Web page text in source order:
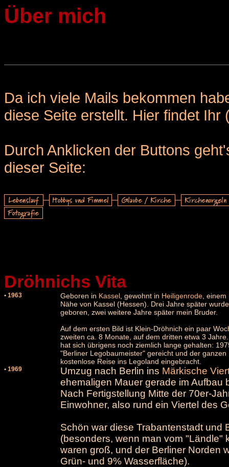
Über mich
Da ich viele Mails bekommen
diese Seite erstellt. Hier findet Ihr
Durch Anklicken der Buttons
dieser Seite:
Dröhnichs Vita
• 1963 Geboren in Kassel , gewohnt in Heiligenrode ,
Nähe von Kassel (Hessen). Drei Jahre später
geboren, zwei weitere Jahre später mein Bruder.
Auf dem ersten Bild ist Klein-Dröhnich ein paar
zweiten ca. 8 Monate, auf dem dritten etwa 3
hat sich übrigens noch ziemlich lange gehalten:
"Berliner Legobaumeister" gereicht und der ganzen
kostenlose Reise ins Legoland eingebracht.
• 1969 Umzug nach Berlin ins Märkische
ehemaligen Mauer gerade im Aufbau
Nach Fertigstellung Mitte der 70er-
Einwohner, also rund ein Viertel des
Schön war diese Trabantenstadt und
(besonders, wenn man vom "Ländle"
waren groß, und der Berliner Norden
Grün- und 9% Wasserfläche).